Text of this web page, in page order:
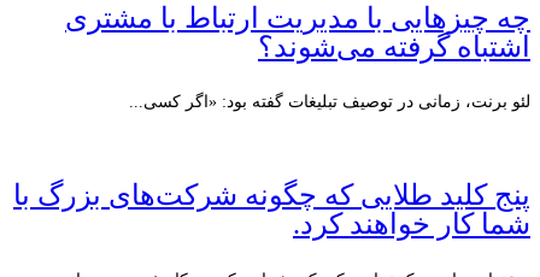
چه چیزهایی با مدیریت ارتباط با مشتری
اشتباه گرفته می‌شوند؟
لئو برنت، زمانی در توصیف تبلیغات گفته بود: «اگر کسی...
پنج کلید طلایی که چگونه شرکت‌های بزرگ با
شما کار خواهند کرد.